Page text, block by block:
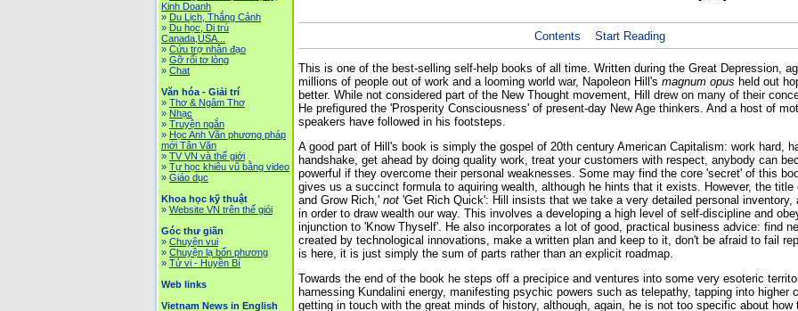
Kinh Doanh
» Du Lịch, Thắng Cảnh
» Du học, Di trú
Canada,USA...
» Cứu trợ nhân đạo
» Gỡ rối tơ lòng
» Chat
Văn hóa - Giải trí
» Thơ & Ngâm Thơ
» Nhạc
» Truyện ngắn
» Học Anh Văn phương pháp
mới Tân Văn
» TV VN và thế giới
» Tự học khiêu vũ bằng video
» Giáo dục
Khoa học kỹ thuật
» Website VN trên thế giói
Góc thư giãn
» Chuyện vui
» Chuyện lạ bốn phương
» Tử vi - Huyền Bí
Web links
Vietnam News in English
Contents Start Reading
This is o­ne of the best-selling self-help books of all time. Written during the Great Depression,
millions of people out of work and a looming world war, Napoleon Hill's magnum opus held out
better. While not considered part of the New Thought movement, Hill drew o­n many of their
He prefigured the 'Prosperity Consciousness' of present-day New Age thinkers. And a host of
speakers have followed in his footsteps.
A good part of Hill's book is simply the gospel of 20th century American Capitalism: work hard,
handshake, get ahead by doing quality work, treat your customers with respect, anybody can
powerful if they overcome their personal weaknesses. Some may find the core 'secret' of this
gives us a succinct formula to aquiring wealth, although he hints that it exists. However, the title
and Grow Rich,' not 'Get Rich Quick': Hill insists that we take a very detailed personal inventory,
in order to draw wealth our way. This involves a developing a high level of self-discipline and
injunction to 'Know Thyself'. He also incorporates a lot of good, practical business advice: find
created by technological innovations, make a written plan and keep to it, don't be afraid to fail
is here, it is just simply the sum of parts rather than an explicit roadmap.
Towards the end of the book he steps off a precipice and ventures into some very esoteric
harnessing Kundalini energy, manifesting psychic powers such as telepathy, tapping into higher
getting in touch with the great minds of history, although, again, he is not too specific about